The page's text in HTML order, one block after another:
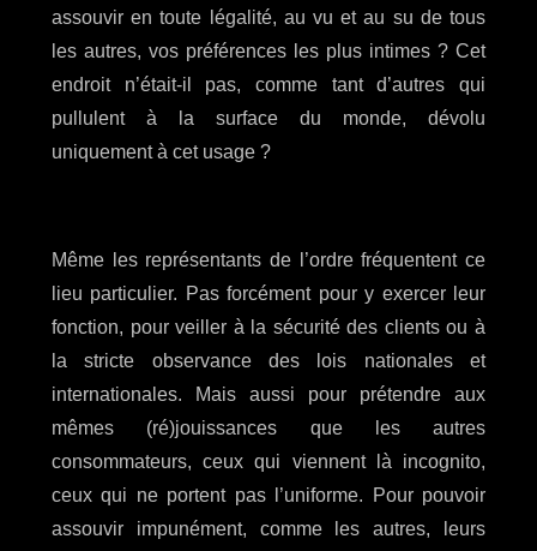
assouvir en toute légalité, au vu et au su de tous
les autres, vos préférences les plus intimes ? Cet
endroit n’était-il pas, comme tant d’autres qui
pullulent à la surface du monde, dévolu
uniquement à cet usage ?
Même les représentants de l’ordre fréquentent ce
lieu particulier. Pas forcément pour y exercer leur
fonction, pour veiller à la sécurité des clients ou à
la stricte observance des lois nationales et
internationales. Mais aussi pour prétendre aux
mêmes (ré)jouissances que les autres
consommateurs, ceux qui viennent là incognito,
ceux qui ne portent pas l’uniforme. Pour pouvoir
assouvir impunément, comme les autres, leurs